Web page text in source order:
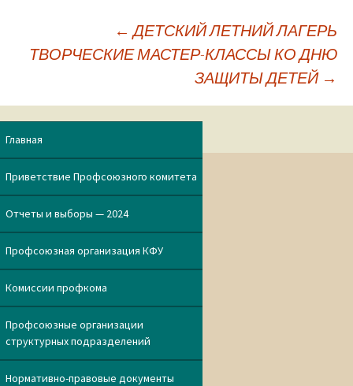
Навигация
по
записям
← ДЕТСКИЙ ЛЕТНИЙ ЛАГЕРЬ
ТВОРЧЕСКИЕ МАСТЕР-КЛАССЫ КО ДНЮ
ЗАЩИТЫ ДЕТЕЙ →
Главная
Приветствие Профсоюзного комитета
Отчеты и выборы — 2024
Профсоюзная организация КФУ
Комиссии профкома
Профсоюзные организации
структурных подразделений
Нормативно-правовые документы